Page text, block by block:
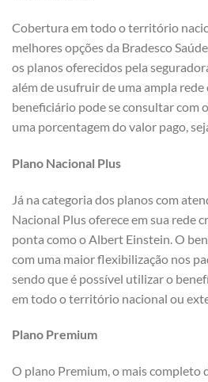
Cobertura em todo o território
melhores opções da Bradesco
os planos oferecidos pela
além de usufruir de uma ampla rede
beneficiário pode se consultar com
uma porcentagem do valor pago,
Plano Nacional Plus
Já na categoria dos planos com
Nacional Plus oferece em sua rede
ponta como o Albert Einstein. O
com uma maior flexibilização nos
sendo que é possível utilizar o
em todo o território nacional ou
Plano Premium
O plano Premium, o mais completo